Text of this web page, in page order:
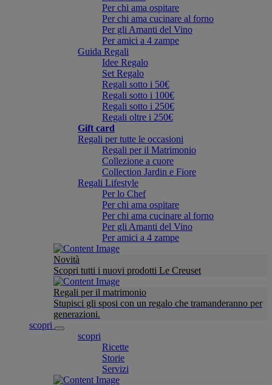
Per chi ama ospitare
Per chi ama cucinare al forno
Per gli Amanti del Vino
Per amici a 4 zampe
Guida Regali
Idee Regalo
Set Regalo
Regali sotto i 50€
Regali sotto i 100€
Regali sotto i 250€
Regali oltre i 250€
Gift card
Regali per tutte le occasioni
Regali per il Matrimonio
Collezione a cuore
Collection Jardin e Fiore
Regali Lifestyle
Per lo Chef
Per chi ama ospitare
Per chi ama cucinare al forno
Per gli Amanti del Vino
Per amici a 4 zampe
Novità
Scopri tutti i nuovi prodotti Le Creuset
Regali per il matrimonio
Stupisci gli sposi con un regalo che tramanderanno per
generazioni.
scopri
scopri
Ricette
Storie
Servizi